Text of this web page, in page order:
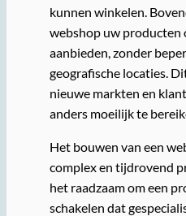
kunnen winkelen.
webshop uw
aanbieden, zonder
geografische locaties.
nieuwe markten en
anders moeilijk te
Het bouwen van een
complex en tijdrovend
het raadzaam om een
schakelen dat